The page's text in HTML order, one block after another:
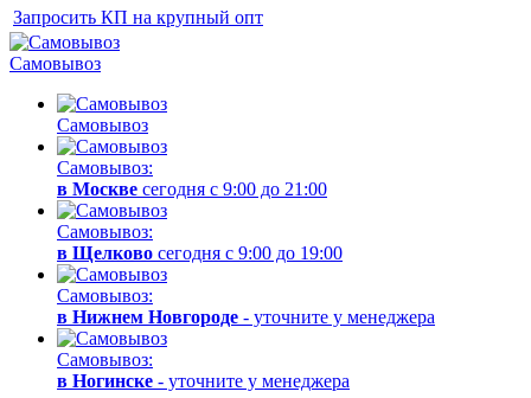
Запросить КП на крупный опт
Самовывоз
Самовывоз
Самовывоз:
в Москве сегодня с 9:00 до 21:00
Самовывоз:
в Щелково сегодня с 9:00 до 19:00
Самовывоз:
в Нижнем Новгороде - уточните у менеджера
Самовывоз:
в Ногинске - уточните у менеджера